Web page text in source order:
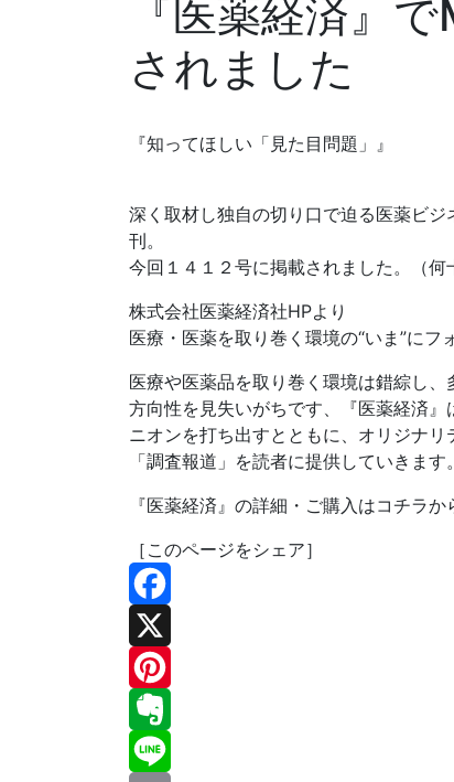
『医薬経済』
されました
『知ってほしい「見た目問題」』
深く取材し独自の切り口で迫る医薬ビ
刊。
今回１４１２号に掲載されました。（何
株式会社医薬経済社HPより
医療・医薬を取り巻く環境の“いま”にフ
医療や医薬品を取り巻く環境は錯綜し
方向性を見失いがちです、『医薬経済
ニオンを打ち出すとともに、オリジナ
「調査報道」を読者に提供していきます。
『医薬経済』の詳細・ご購入はコチラか
［このページをシェア］
Facebook
X
Pinterest
Evernote